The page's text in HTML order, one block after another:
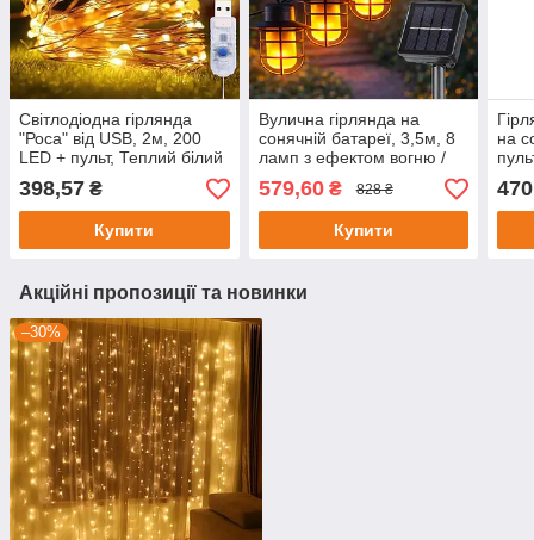
Світлодіодна гірлянда
"Роса" від USB, 2м, 200
LED + пульт, Теплий білий
/ Новорічна гірлянда / LED
гірлянда на ялинку
398,57 ₴
Купити
Вулична гірлянда на
сонячній батареї, 3,5м, 8
ламп з ефектом вогню /
Садова гірлянда / Ретро
гірлянда лампочки
579,60₴ 828 ₴
Купити
на
470
Акційні пропозиції та новинки
–30%